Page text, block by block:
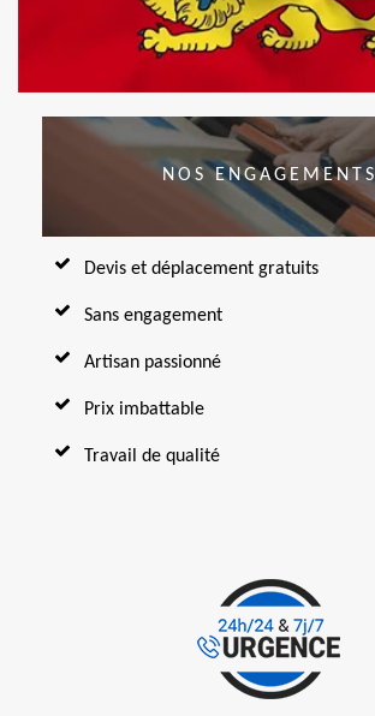
NOS ENGAGEMENTS
Devis et déplacement gratuits
Sans engagement
Artisan passionné
Prix imbattable
Travail de qualité